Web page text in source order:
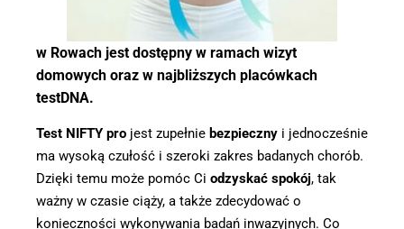
w Rowach jest dostępny w ramach wizyt
domowych oraz w najbliższych placówkach
testDNA.
Test NIFTY pro jest zupełnie bezpieczny i jednocześnie
ma wysoką czułość i szeroki zakres badanych chorób.
Dzięki temu może pomóc Ci odzyskać spokój, tak
ważny w czasie ciąży, a także zdecydować o
konieczności wykonywania badań inwazyjnych. Co